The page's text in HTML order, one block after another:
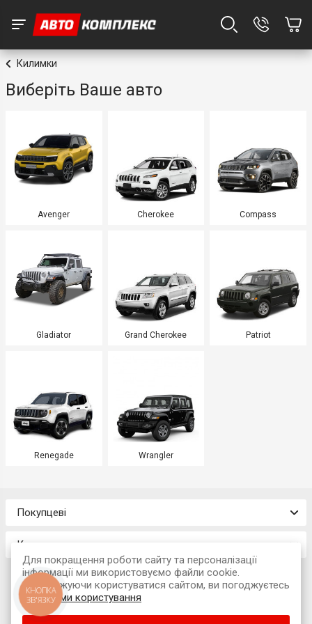
Килимки
Виберіть Ваше авто
Avenger Cherokee Compass
Gladiator Grand Cherokee Patriot
Renegade Wrangler
Покупцеві
Контакти
© 2026 Інтернет-магазин «Avtokompleks»
Для покращення роботи сайту та персоналізації
інформації ми використовуємо файли cookie.
Продовжуючи користуватися сайтом, ви погоджуєтесь
зумовами користування
КНОПКА
ЗВ'ЯЗКУ